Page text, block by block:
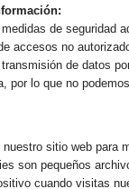
de seguridad
accesos no
de datos
por lo que no
sitio web para
son pequeños
cuando visitas